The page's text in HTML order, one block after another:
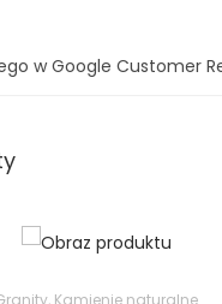
w Google Customer